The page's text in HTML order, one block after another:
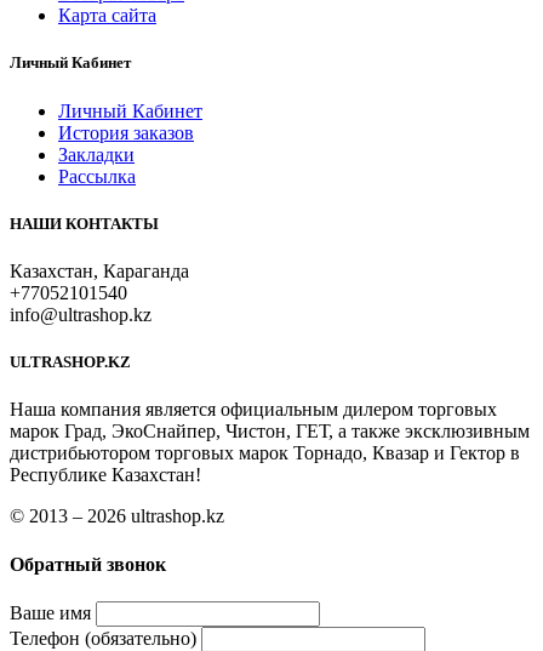
Карта сайта
Личный Кабинет
Личный Кабинет
История заказов
Закладки
Рассылка
НАШИ КОНТАКТЫ
Казахстан, Караганда
+77052101540
info@ultrashop.kz
ULTRASHOP.KZ
Наша компания является официальным дилером торговых
марок Град, ЭкоСнайпер, Чистон, ГЕТ, а также эксклюзивным
дистрибьютором торговых марок Торнадо, Квазар и Гектор в
Республике Казахстан!
© 2013 – 2026 ultrashop.kz
Обратный звонок
Ваше имя
Телефон (обязательно)